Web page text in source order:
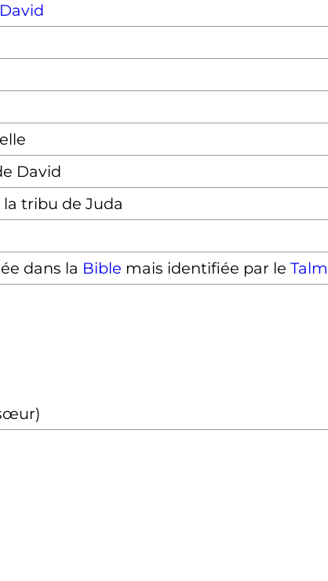
David
la tribu de Juda
dans la Bible mais identifiée par le